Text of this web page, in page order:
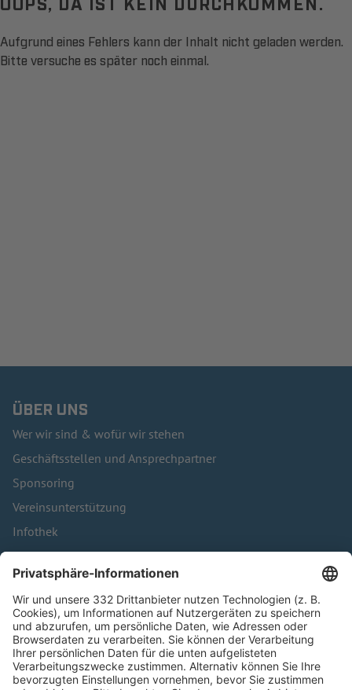
Aufgrund eines Fehlers kann der Inhalt nicht geladen werden.
Bitte versuche es später noch einmal.
ÜBER UNS
Wer wir sind & wofür wir stehen
Geschäftsstellen und Ansprechpartner
Sponsoring
Vereinsunterstützung
Infothek
Kontakt
HÄUFIG BESUCHTE SEITEN
Pässe und Vereinswechsel
Trainerausbildung
Schulungsangebot Vereinsmitarbeiter